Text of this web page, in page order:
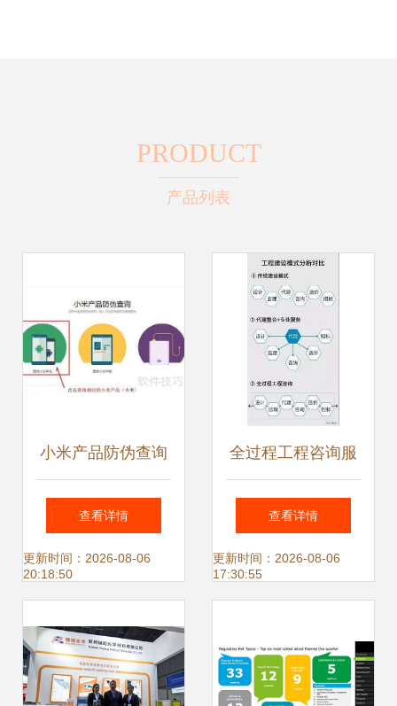
PRODUCT
产品列表
小米产品防伪查询
指南 轻松辨识真伪
与获取信息咨询
查看详情
更新时间：2026-08-06
20:18:50
全过程工程咨询服
务模式 引领我国工
程建设迈向信息集
查看详情
更新时间：2026-08-06
17:30:55